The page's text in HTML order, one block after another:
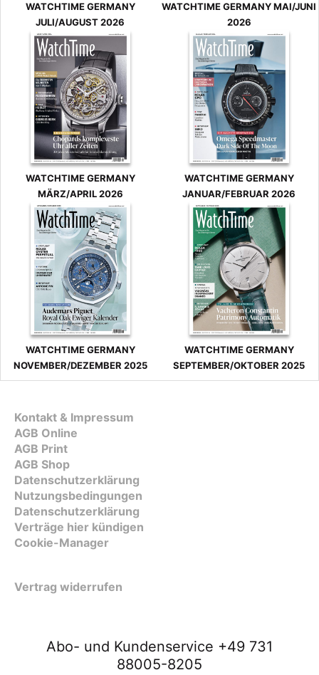
WATCHTIME GERMANY
JULI/AUGUST 2026
WATCHTIME GERMANY MAI/JUNI
2026
WATCHTIME GERMANY
MÄRZ/APRIL 2026
WATCHTIME GERMANY
JANUAR/FEBRUAR 2026
WATCHTIME GERMANY
NOVEMBER/DEZEMBER 2025
WATCHTIME GERMANY
SEPTEMBER/OKTOBER 2025
Kontakt & Impressum
AGB Online
AGB Print
AGB Shop
Datenschutzerklärung
Nutzungsbedingungen
Datenschutzerklärung
Verträge hier kündigen
Cookie-Manager
Vertrag widerrufen
Abo- und Kundenservice +49 731
88005-8205